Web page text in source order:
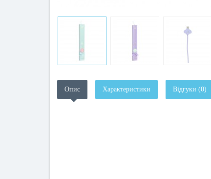
Опис Характеристики Відгуки (0)